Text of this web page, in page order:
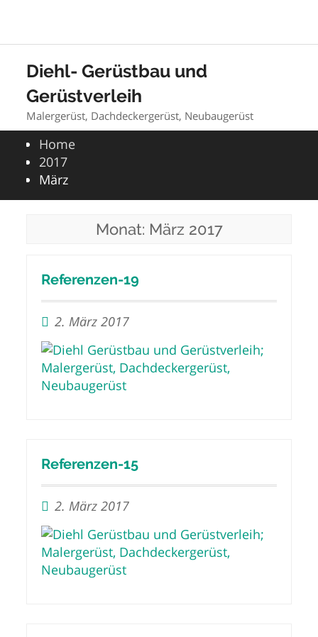
contentDiehl- Gerüstbau und
Gerüstverleih
Malergerüst, Dachdeckergerüst, Neubaugerüst
Home
2017
März
Monat: März 2017
Referenzen-19
2. März 2017
Referenzen-15
2. März 2017